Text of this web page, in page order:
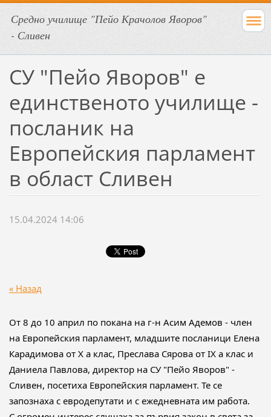
Средно училище "Пейо Крачолов Яворов"
- Сливен
СУ "Пейо Яворов" е
единственото училище -
посланик на
Европейския парламент
в област Сливен
15.04.2024 14:06
« Назад
От 8 до 10 април по покана на г-н Асим Адемов - член
на Европейския парламент, младшите посланици Елена
Карадимова от X а клас, Преслава Сярова от IX а клас и
Даниела Павлова, директор на СУ "Пейо Яворов" -
Сливен, посетиха Европейския парламент. Те се
запознаха с евродепутати и с ежедневната им работа.